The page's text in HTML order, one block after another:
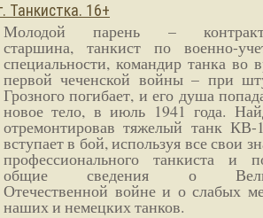
Танкистка. 16+
Молодой парень –
старшина, танкист по военно-
специальности, командир танка во
первой чеченской войны – при
Грозного погибает, и его душа
новое тело, в июль 1941 года.
отремонтировав тяжелый танк
вступает в бой, используя все свои
профессионального танкиста и
общие сведения о
Отечественной войне и о слабых
наших и немецких танков.